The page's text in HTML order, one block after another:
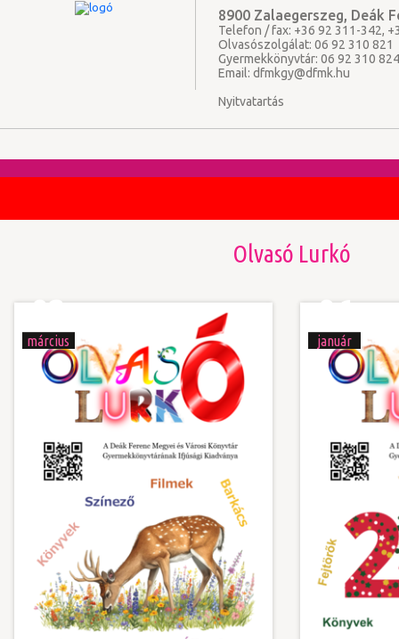
8900 Zalaegerszeg, Deák
Telefon / fax: +36 92 311-342,
Olvasószolgálat: 06 92 310 821
Gyermekkönyvtár: 06 92 310
Email:dfmkgy@dfmk.hu
Nyitvatartás
Olvasó Lurkó
02
március
06
január